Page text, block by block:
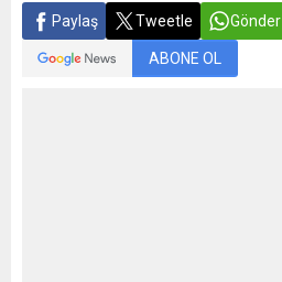
Paylaş Tweetle Gönder
ABONE OL